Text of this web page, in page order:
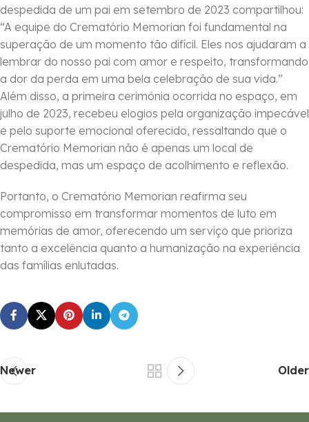
despedida de um pai em setembro de 2023 compartilhou:
“A equipe do Crematório Memorian foi fundamental na
superação de um momento tão difícil. Eles nos ajudaram a
lembrar do nosso pai com amor e respeito, transformando
a dor da perda em uma bela celebração de sua vida.”
Além disso, a primeira cerimônia ocorrida no espaço, em
julho de 2023, recebeu elogios pela organização impecável
e pelo suporte emocional oferecido, ressaltando que o
Crematório Memorian não é apenas um local de
despedida, mas um espaço de acolhimento e reflexão.
Portanto, o Crematório Memorian reafirma seu
compromisso em transformar momentos de luto em
memórias de amor, oferecendo um serviço que prioriza
tanto a excelência quanto a humanização na experiência
das famílias enlutadas.
Newer Older